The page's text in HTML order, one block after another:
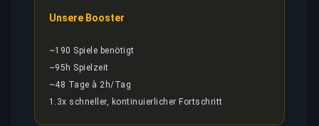
Unsere Booster
~190 Spiele benötigt
~95h Spielzeit
~48 Tage à 2h/Tag
1.3x schneller, kontinuierlicher Fortschritt